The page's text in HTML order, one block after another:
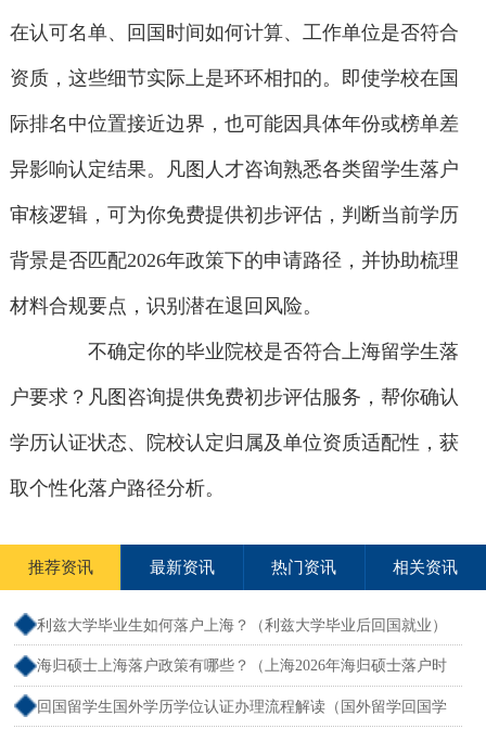
在认可名单、回国时间如何计算、工作单位是否符合
资质，这些细节实际上是环环相扣的。即使学校在国
际排名中位置接近边界，也可能因具体年份或榜单差
异影响认定结果。凡图人才咨询熟悉各类留学生落户
审核逻辑，可为你免费提供初步评估，判断当前学历
背景是否匹配2026年政策下的申请路径，并协助梳理
材料合规要点，识别潜在退回风险。
不确定你的毕业院校是否符合上海留学生落
户要求？凡图咨询提供免费初步评估服务，帮你确认
学历认证状态、院校认定归属及单位资质适配性，获
取个性化落户路径分析。
推荐资讯 最新资讯 热门资讯 相关资讯
利兹大学毕业生如何落户上海？（利兹大学毕业后回国就业）
海归硕士上海落户政策有哪些？（上海2026年海归硕士落户时
间要求）
回国留学生国外学历学位认证办理流程解读（国外留学回国学